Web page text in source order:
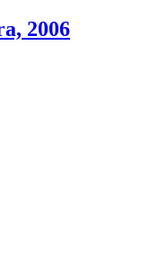
2006
2006